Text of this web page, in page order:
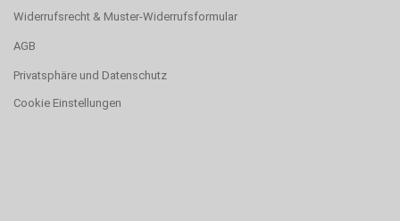
Widerrufsrecht & Muster-Widerrufsformular
AGB
Privatsphäre und Datenschutz
Cookie Einstellungen